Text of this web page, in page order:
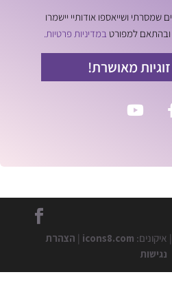
ושייאספו אודותיי יישמרו
למפורט במדיניות פרטיות.
מאושרת!
| איקונים: icons8.com
| הצהרת
נגישות